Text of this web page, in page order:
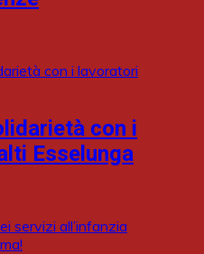
con i
Esselunga